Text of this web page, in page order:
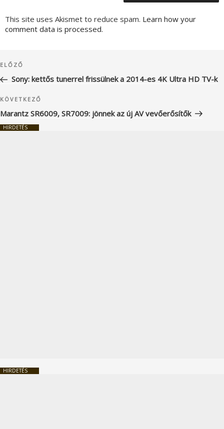
This site uses Akismet to reduce spam. Learn how your
comment data is processed.
navigáció
Korábbi
bejegyzés
ELŐZŐ
Sony: kettős tunerrel frissülnek a 2014-es 4K Ultra HD TV-k
Következő
bejegyzés
KÖVETKEZŐ
Marantz SR6009, SR7009: jönnek az új AV vevőerősítők
HIRDETÉS
HIRDETÉS